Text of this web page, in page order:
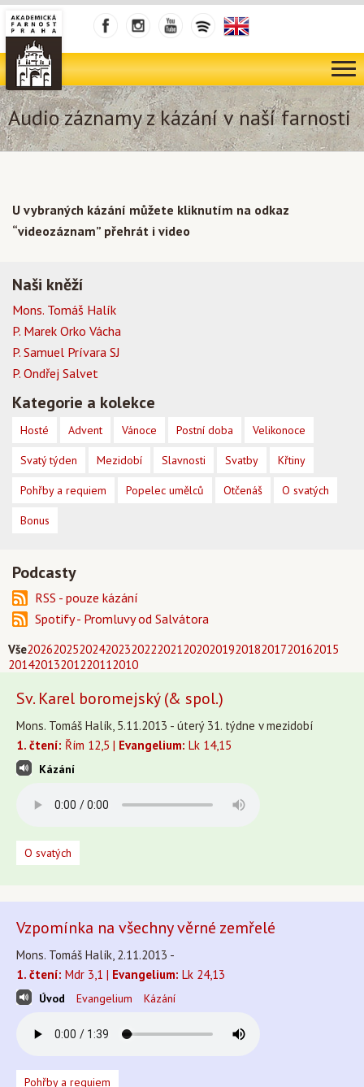
Audio záznamy z kázání v naší farnosti
Vše202620252024202320222021202020192018201720162015
20142013201220112010
Sv. Karel boromejský (& spol.)
Mons. Tomáš Halík, 5.11.2013 - úterý 31. týdne v mezidobí
1. čtení: Řím 12,5 | Evangelium: Lk 14,15
Kázání
O svatých
Vzpomínka na všechny věrné zemřelé
Mons. Tomáš Halík, 2.11.2013 -
1. čtení: Mdr 3,1 | Evangelium: Lk 24,13
Úvod Evangelium Kázání
Pohřby a requiem
U vybraných kázání můžete kliknutím na odkaz
“videozáznam” přehrát i video
Naši kněží
Mons. Tomáš Halík
P. Marek Orko Vácha
P. Samuel Prívara SJ
P. Ondřej Salvet
Kategorie a kolekce
Hosté Advent Vánoce Postní doba Velikonoce
Svatý týden Mezidobí Slavnosti Svatby Křtiny
Pohřby a requiem Popelec umělců Otčenáš O svatých
Bonus
Podcasty
RSS - pouze kázání
Spotify - Promluvy od Salvátora